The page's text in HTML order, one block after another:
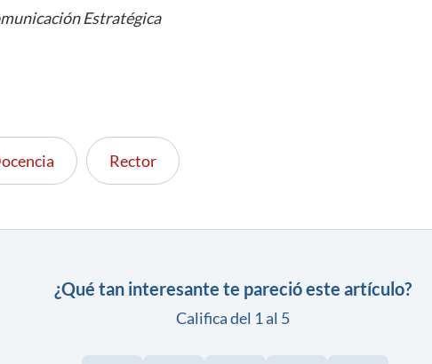
Estratégica
Rector
¿Qué tan interesante te pareció este artículo?
Califica del 1 al 5